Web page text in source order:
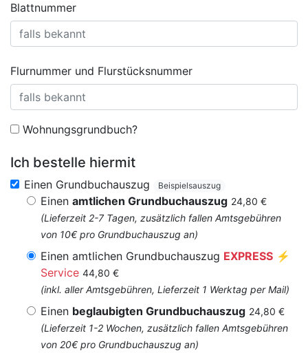
Blattnummer
Flurnummer und Flurstücksnummer
Wohnungsgrundbuch?
Ich bestelle hiermit
Einen Grundbuchauszug Beispielsauszug
Einen amtlichen Grundbuchauszug 24,80 €
(Lieferzeit 2-7 Tagen, zusätzlich fallen Amtsgebühren
von 10€ pro Grundbuchauszug an)
Einen amtlichen Grundbuchauszug EXPRESS ⚡
Service 44,80 €
(inkl. aller Amtsgebühren, Lieferzeit 1 Werktag per Mail)
Einen beglaubigten Grundbuchauszug 24,80 €
(Lieferzeit 1-2 Wochen, zusätzlich fallen Amtsgebühren
von 20€ pro Grundbuchauszug an)